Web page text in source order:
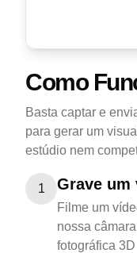
Como
Basta captar e
para gerar um
estúdio nem
1 Grave um
Filme um
nossa
fotográfica